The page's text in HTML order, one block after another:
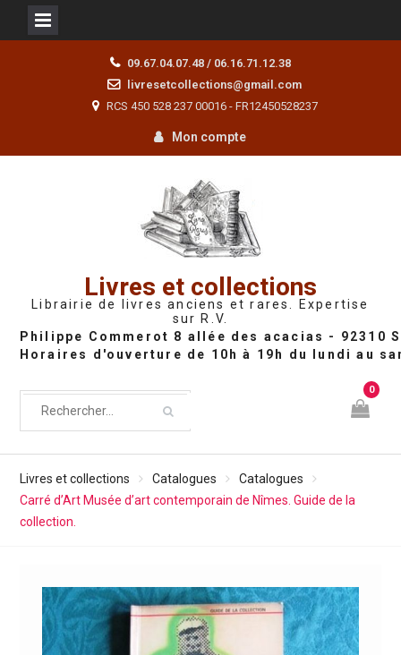
09.67.04.07.48 / 06.16.71.12.38
livresetcollections@gmail.com
RCS 450 528 237 00016 - FR12450528237
Mon compte
Livres et collections
Librairie de livres anciens et rares. Expertise
sur R.V.
0
Livres et collections Catalogues
Catalogues
Carré d’Art Musée d’art contemporain de Nîmes. Guide de la
collection.